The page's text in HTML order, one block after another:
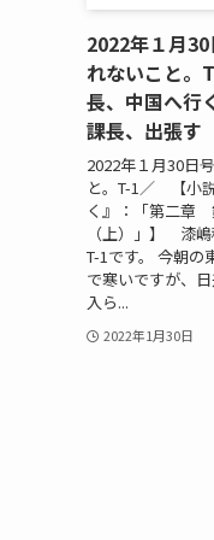
2022年１月
れないこと
長、中国へ
課長、出張
2022年１月30日
と。T-1／ 【小
く』：「第二章
（上）」】 漆嶋
T-1です。 今朝の
で寒いですが、
入ら...
2022年1月30日